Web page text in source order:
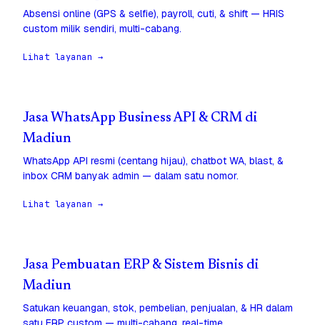
Absensi online (GPS & selfie), payroll, cuti, & shift — HRIS
custom milik sendiri, multi-cabang.
Lihat layanan →
Jasa WhatsApp Business API & CRM di
Madiun
WhatsApp API resmi (centang hijau), chatbot WA, blast, &
inbox CRM banyak admin — dalam satu nomor.
Lihat layanan →
Jasa Pembuatan ERP & Sistem Bisnis di
Madiun
Satukan keuangan, stok, pembelian, penjualan, & HR dalam